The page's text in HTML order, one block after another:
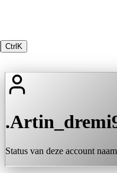
Ctrl K
Status van deze account